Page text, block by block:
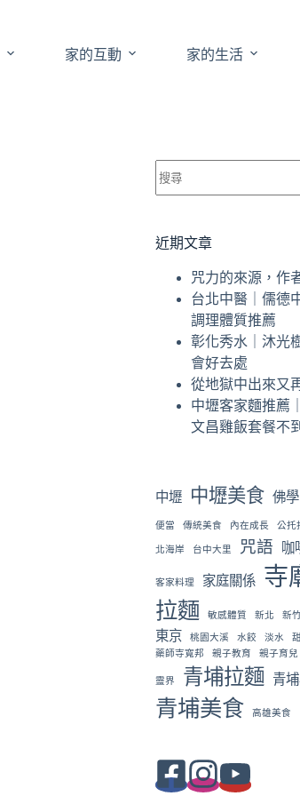
家的互動 家的生活
找
不
符
近期文章
咒力的來源，作
台北中醫｜儒德
調理體質推薦
彰化秀水｜沐光
會好去處
從地獄中出來又
中壢客家麵推薦
文昌雞飯套餐不
中壢 中壢美食 佛學
便當 傳統美食 內在成長 公托
北海岸 台中大里 咒語 咖
客家料理 家庭關係 寺
拉麵 敏感體質 新北 新
東京 桃園大溪 水餃 淡水
藥師寺寬邦
親子教育 親子育兒
靈界 青埔拉麵 青
青埔美食 高雄美食